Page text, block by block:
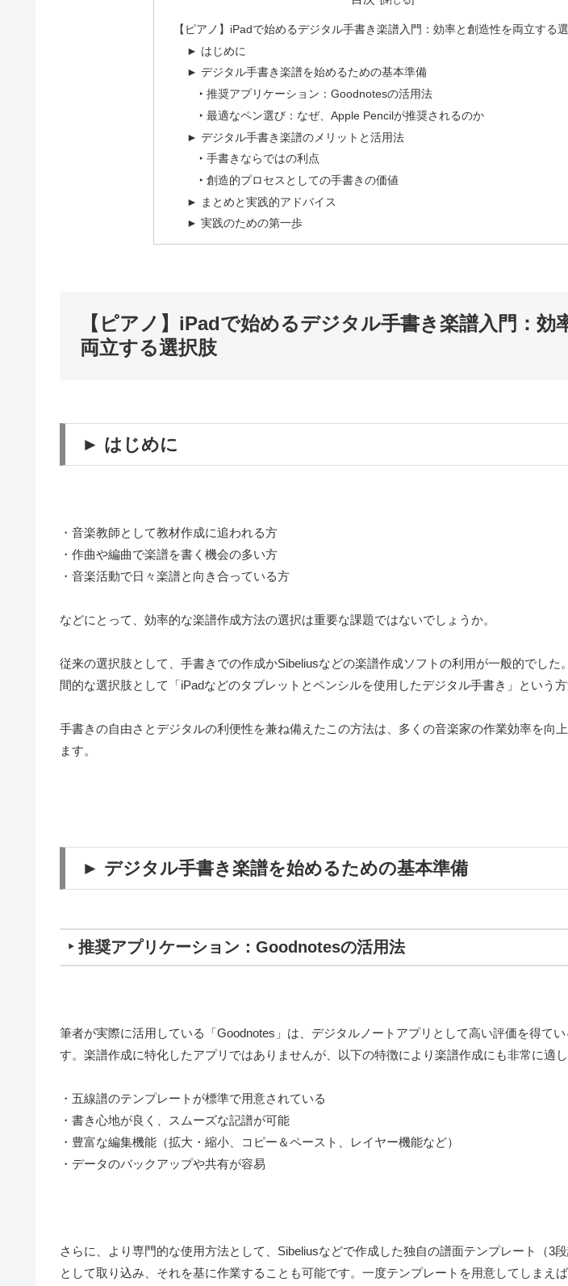
【ピアノ】iPadで始めるデジタル手書き楽譜入門：効率と創造性を両立する
► はじめに
► デジタル手書き楽譜を始めるための基本準備
‣ 推奨アプリケーション：Goodnotesの活用法
‣ 最適なペン選び：なぜ、Apple Pencilが推奨されるのか
► デジタル手書き楽譜のメリットと活用法
‣ 手書きならではの利点
‣ 創造的プロセスとしての手書きの価値
► まとめと実践的アドバイス
► 実践のための第一歩
【ピアノ】iPadで始めるデジタル手書き楽譜入門：効
両立する選択肢
► はじめに
・音楽教師として教材作成に追われる方
・作曲や編曲で楽譜を書く機会の多い方
・音楽活動で日々楽譜と向き合っている方
などにとって、効率的な楽譜作成方法の選択は重要な課題ではないでしょうか。
従来の選択肢として、手書きでの作成かSibeliusなどの楽譜作成ソフトの利用が一般的でした
間的な選択肢として「iPadなどのタブレットとペンシルを使用したデジタル手書き」という方
手書きの自由さとデジタルの利便性を兼ね備えたこの方法は、多くの音楽家の作業効率を向
ます。
► デジタル手書き楽譜を始めるための基本準備
‣ 推奨アプリケーション：Goodnotesの活用法
筆者が実際に活用している「Goodnotes」は、デジタルノートアプリとして高い評価を得て
す。楽譜作成に特化したアプリではありませんが、以下の特徴により楽譜作成にも非常に適し
・五線譜のテンプレートが標準で用意されている
・書き心地が良く、スムーズな記譜が可能
・豊富な編集機能（拡大・縮小、コピー＆ペースト、レイヤー機能など）
・データのバックアップや共有が容易
さらに、より専門的な使用方法として、Sibeliusなどで作成した独自の譜面テンプレート（3
として取り込み、それを基に作業することも可能です。一度テンプレートを用意してしまえ